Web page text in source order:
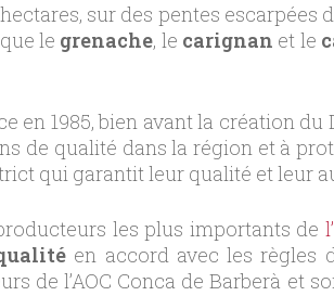
sur des pentes
le grenache, le carignan et le
en 1985, bien avant la création
de qualité dans la région et à
qui garantit leur qualité et leur
les plus importants de
en accord avec les règles
de l’AOC Conca de Barberà et